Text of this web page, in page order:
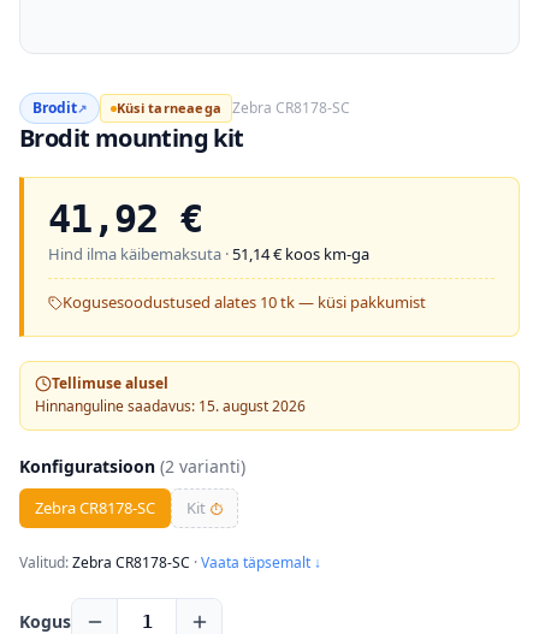
Brodit↗ Küsi tarneaega Zebra CR8178-SC
Brodit mounting kit
41,92 €
Hind ilma käibemaksuta ·51,14€ koos km-ga
Kogusesoodustused alates 10 tk — küsi pakkumist
Tellimuse alusel
Hinnanguline saadavus: 15. august 2026
Konfiguratsioon (2 varianti)
Zebra CR8178-SC Kit ⏱
Valitud:Zebra CR8178-SC ·Vaata täpsemalt ↓
Kogus 1